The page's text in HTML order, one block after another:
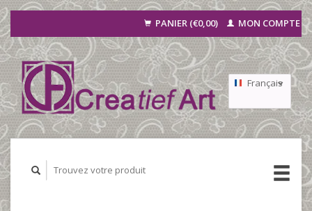
PANIER (€0,00) MON COMPTE
Français
Nederlands